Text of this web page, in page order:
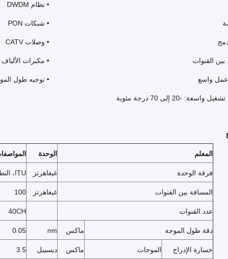
بين القنوات
واسع
-20 إلى 70 درجة مئوية
• نظام DWDM
• شبكات PON
• وصلات CATV
• مكبرات الألياف
• توجيه طول
المعلم الوحدة
فرقة الوحدة غيغاهرتز ITU، النطاق C
المسافة بين القنوات غيغاهرتز 100
عدد القنوات 40CH
دقة طول الموجة ماكس nm
0.05
خسارة الإدراج الموجات ماكس ديسيبل 3.5